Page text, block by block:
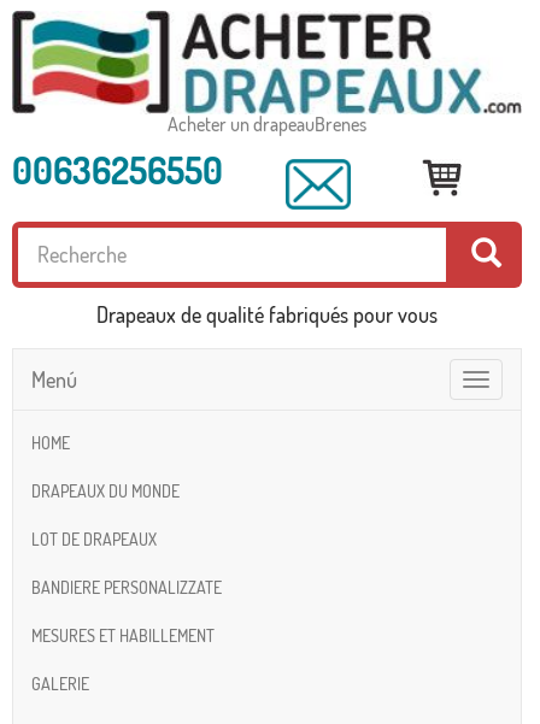
Acheter un drapeauBrenes
00636256550
Drapeaux de qualité fabriqués pour vous
Toggle
navigation
Menú
HOME
DRAPEAUX DU MONDE
LOT DE DRAPEAUX
BANDIERE PERSONALIZZATE
MESURES ET HABILLEMENT
GALERIE